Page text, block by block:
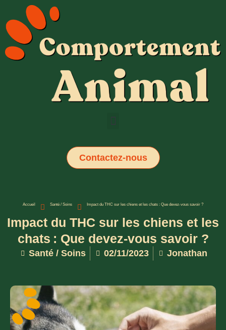
Contactez-nous
Accueil Santé / Soins Impact du THC sur les chiens et les chats : Que devez-vous savoir ?
Impact du THC sur les chiens et les
chats : Que devez-vous savoir ?
Santé / Soins 02/11/2023 Jonathan